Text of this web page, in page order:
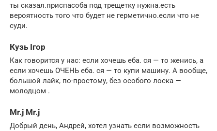
ты сказал.приспасоба под трещетку нужна.есть
вероятность того что будет не герметично.если что не
суди.
Кузь Ігор
Как говорится у нас: если хочешь еба. ся — то женись, а
если хочешь ОЧЕНЬ еба. ся — то купи машину. А вообще,
большой лайк, по-простому, без особого лоска —
молодцом .
Mr.j Mr.j
Добрый день, Андрей, хотел узнать если возможность